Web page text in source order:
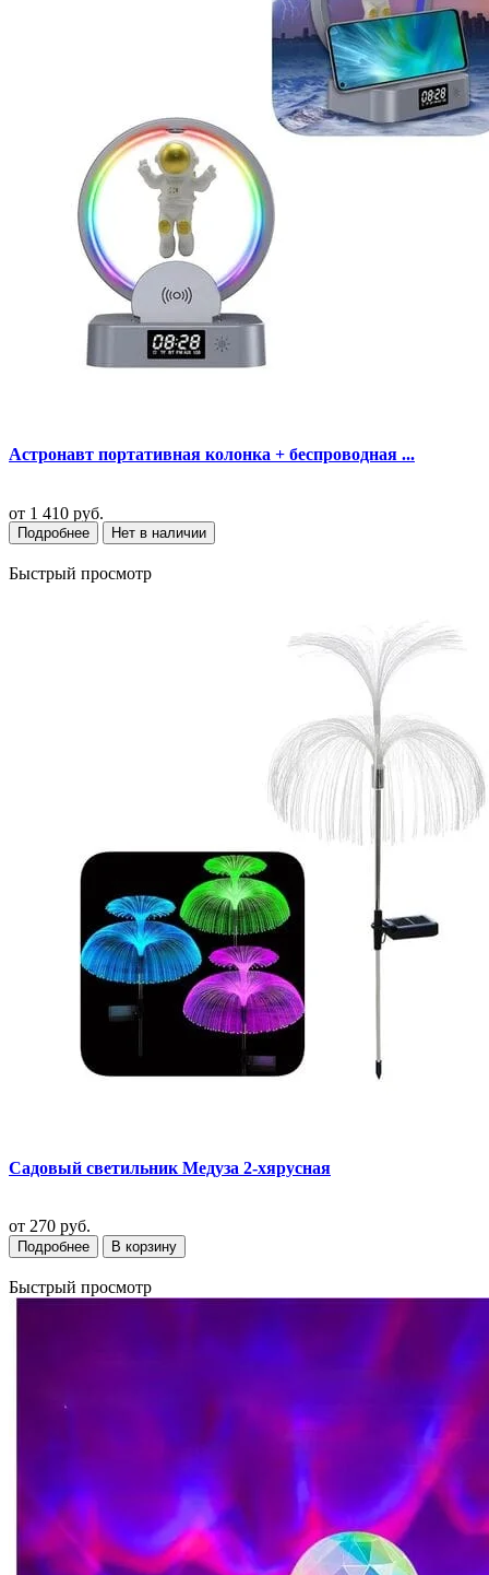
Астронавт портативная колонка + беспроводная ...
от 1 410 руб.
Подробнее Нет в наличии
Быстрый просмотр
Садовый светильник Медуза 2-хярусная
от 270 руб.
Подробнее В корзину
Быстрый просмотр